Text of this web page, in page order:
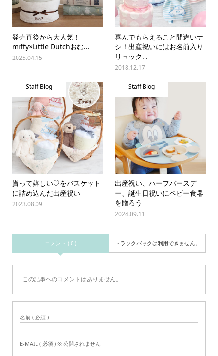
発売直後から大人気！
miffy×Little Dutchおむ...
2025.04.15
喜んでもらえること間違いナ
シ！出産祝いにはお名前入り
リュック...
2018.12.17
Staff Blog
貰って嬉しい♡をバスケット
に詰め込んだ出産祝い
2023.08.09
Staff Blog
出産祝い、ハーフバースデ
ー、誕生日祝いにベビー食器
を贈ろう
2024.09.11
コメント ( 0 ) トラックバックは利用できません。
この記事へのコメントはありません。
名前 ( 必須 )
E-MAIL ( 必須 ) ※ 公開されません